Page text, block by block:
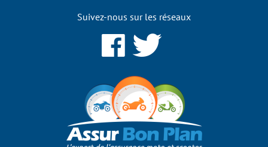
Suivez-nous sur les réseaux